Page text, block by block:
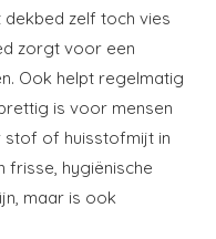
zelf toch vies
zorgt voor een
Ook helpt regelmatig
prettig is voor mensen
stof of huisstofmijt in
frisse, hygiënische
maar is ook